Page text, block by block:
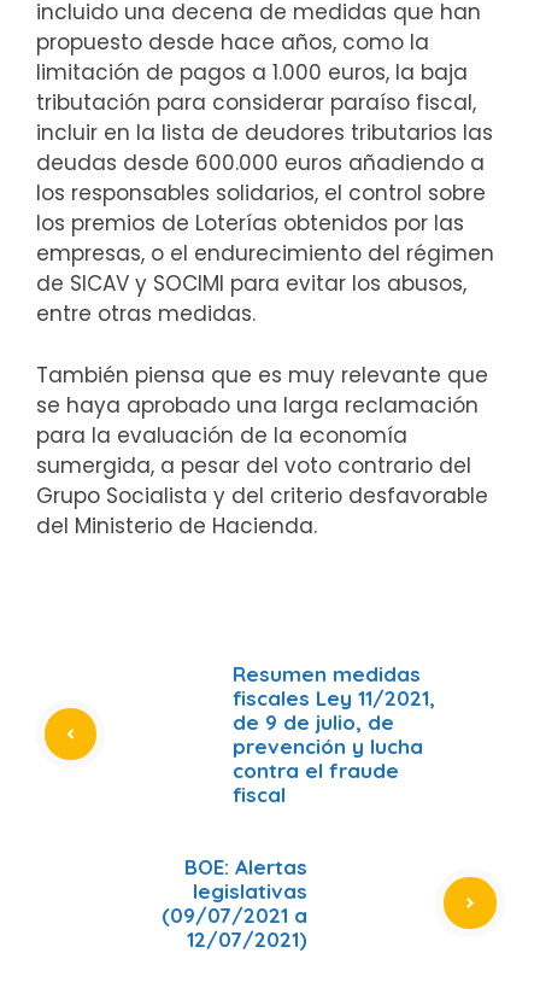
incluido una decena de medidas que han
propuesto desde hace años, como la
limitación de pagos a 1.000 euros, la baja
tributación para considerar paraíso fiscal,
incluir en la lista de deudores tributarios las
deudas desde 600.000 euros añadiendo a
los responsables solidarios, el control sobre
los premios de Loterías obtenidos por las
empresas, o el endurecimiento del régimen
de SICAV y SOCIMI para evitar los abusos,
entre otras medidas.
También piensa que es muy relevante que
se haya aprobado una larga reclamación
para la evaluación de la economía
sumergida, a pesar del voto contrario del
Grupo Socialista y del criterio desfavorable
del Ministerio de Hacienda.
Resumen medidas
fiscales Ley 11/2021,
de 9 de julio, de
prevención y lucha
contra el fraude
fiscal
BOE: Alertas
legislativas
(09/07/2021 a
12/07/2021)